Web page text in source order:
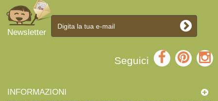
Newsletter
Seguici
INFORMAZIONI